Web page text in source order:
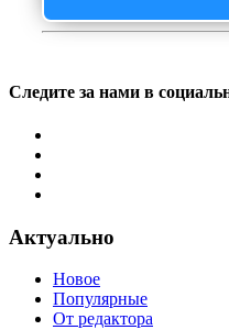
Следите за нами в
Актуально
Новое
Популярные
От редактора